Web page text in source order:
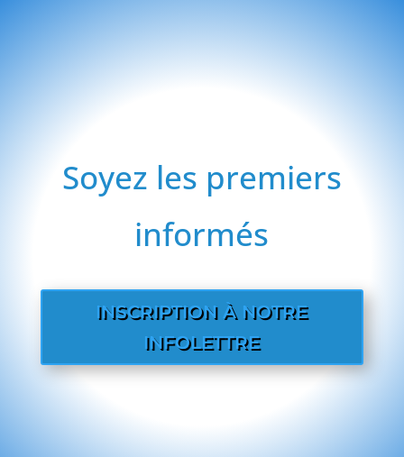
Soyez les premiers
informés
INSCRIPTION À NOTRE
INFOLETTRE